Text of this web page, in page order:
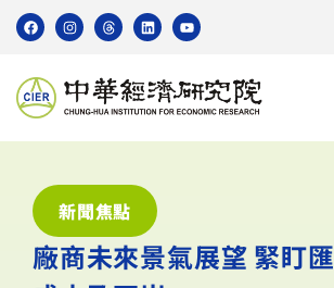
新聞焦點
廠商未來景氣展望 緊盯